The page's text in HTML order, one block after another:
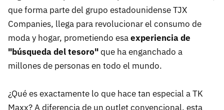
que forma parte del grupo estadounidense TJX
Companies, llega para revolucionar el consumo de
moda y hogar, prometiendo esaexperiencia de
"búsqueda del tesoro"que ha enganchado a
millones de personas en todo el mundo.
¿Qué es exactamente lo que hace tan especial a TK
Maxx? A diferencia de un outlet convencional, esta